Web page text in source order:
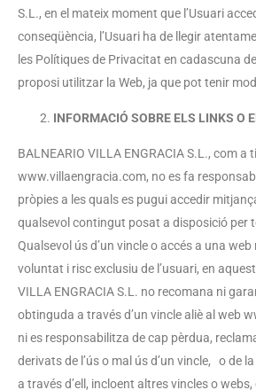
S.L., en el mateix moment que l’Usuari
conseqüència, l’Usuari ha de llegir
les Polítiques de Privacitat en cadascuna
proposi utilitzar la Web, ja que pot tenir
INFORMACIÓ SOBRE ELS LINKS O
BALNEARIO VILLA ENGRACIA S.L., com a
www.villaengracia.com, no es fa
pròpies a les quals es pugui accedir
qualsevol contingut posat a disposició per
Qualsevol ús d’un vincle o accés a una
voluntat i risc exclusiu de l’usuari, en
VILLA ENGRACIA S.L. no recomana ni
obtinguda a través d’un vincle aliè al web
ni es responsabilitza de cap pèrdua,
derivats de l’ús o mal ús d’un vincle, o de
a través d’ell, incloent altres vincles o